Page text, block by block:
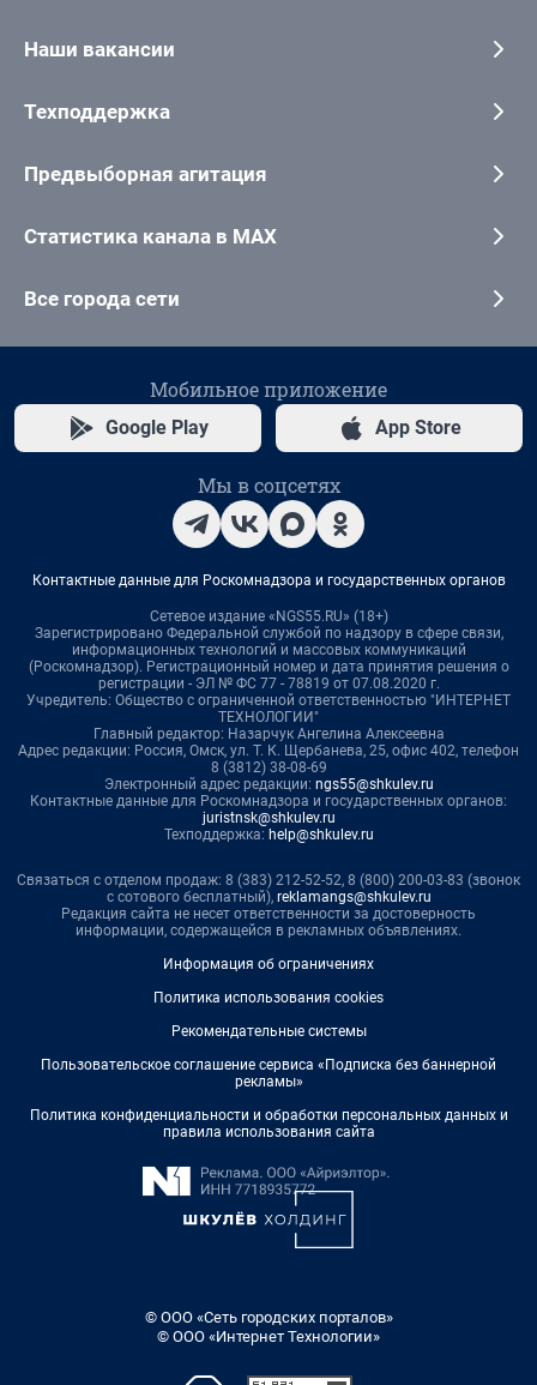
Наши вакансии
Техподдержка
Предвыборная агитация
Статистика канала в MAX
Все города сети
Мобильное приложение
Google Play App Store
Мы в соцсетях
Контактные данные для Роскомнадзора и государственных органов
Сетевое издание «NGS55.RU» (18+)
Зарегистрировано Федеральной службой по надзору в сфере связи,
информационных технологий и массовых коммуникаций
(Роскомнадзор). Регистрационный номер и дата принятия решения о
регистрации - ЭЛ № ФС 77 - 78819 от 07.08.2020 г.
Учредитель: Общество с ограниченной ответственностью "ИНТЕРНЕТ
ТЕХНОЛОГИИ"
Главный редактор: Назарчук Ангелина Алексеевна
Адрес редакции: Россия, Омск, ул. Т. К. Щербанева, 25, офис 402, телефон
8 (3812) 38-08-69
Электронный адрес редакции: ngs55@shkulev.ru
Контактные данные для Роскомнадзора и государственных органов:
juristnsk@shkulev.ru
Техподдержка: help@shkulev.ru
Связаться с отделом продаж: 8 (383) 212-52-52, 8 (800) 200-03-83 (звонок
с сотового бесплатный), reklamangs@shkulev.ru
Редакция сайта не несет ответственности за достоверность
информации, содержащейся в рекламных объявлениях.
Информация об ограничениях
Политика использования cookies
Рекомендательные системы
Пользовательское соглашение сервиса «Подписка без баннерной
рекламы»
Политика конфиденциальности и обработки персональных данных и
правила использования сайта
© ООО «Сеть городских порталов»
© ООО «Интернет Технологии»